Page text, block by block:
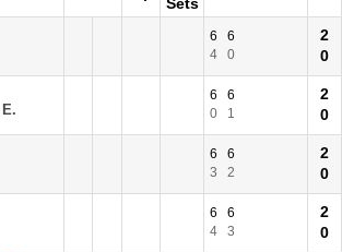
6
6
4
0
2
0
6
6
0
1
2
0
6
6
3
2
2
0
6
6
4
3
2
0